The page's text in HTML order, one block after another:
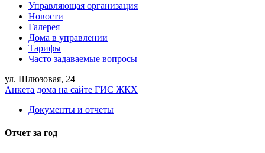
Управляющая организация
Новости
Галерея
Дома в управлении
Тарифы
Часто задаваемые вопросы
ул. Шлюзовая, 24
Анкета дома на сайте ГИС ЖКХ
Документы и отчеты
Отчет за год